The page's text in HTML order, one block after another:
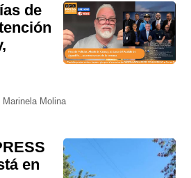
de
Marinela Molina
en